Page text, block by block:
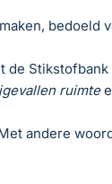
ruimte
andere